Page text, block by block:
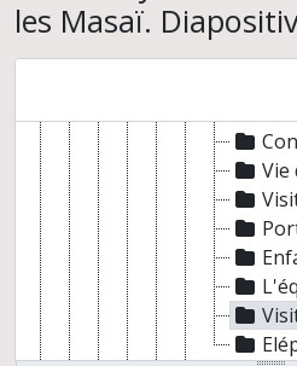
les Masaï.
Le
Vues
Vie
Visite
Visite